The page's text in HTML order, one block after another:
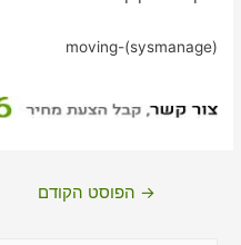
moving-(sysmanage)
ניווט→ הפוסט הקודם